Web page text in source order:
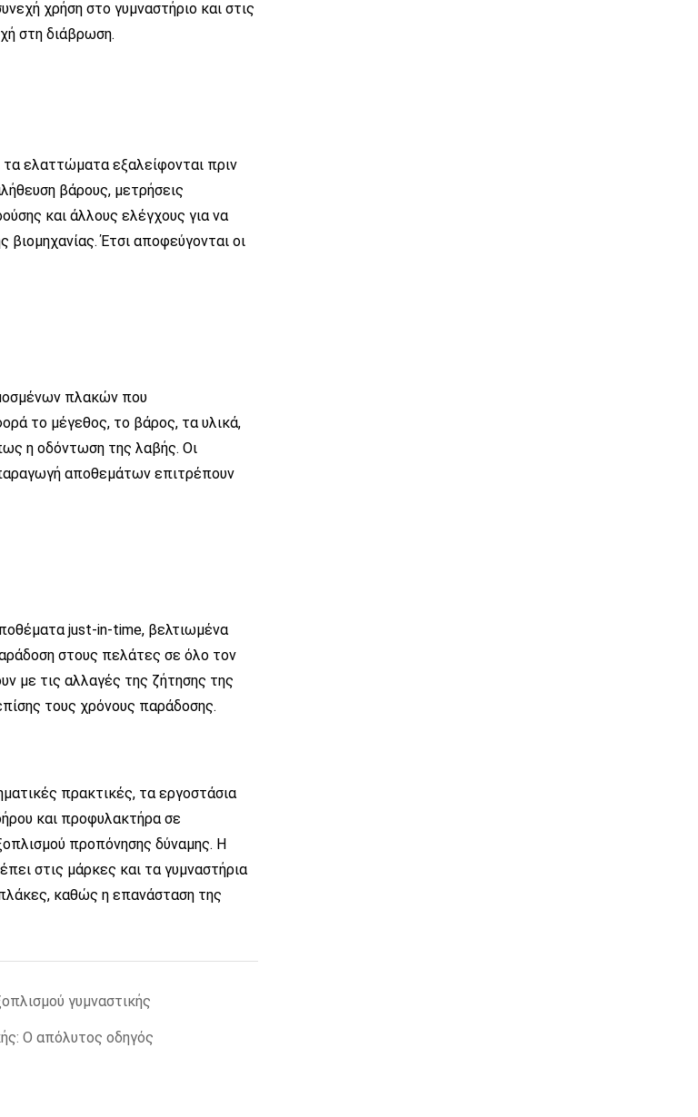
χρήση στο γυμναστήριο και στις
στη διάβρωση.
ελαττώματα εξαλείφονται πριν
βάρους, μετρήσεις
και άλλους ελέγχους για να
βιομηχανίας. Έτσι αποφεύγονται οι
πλακών που
το μέγεθος, το βάρος, τα υλικά,
η οδόντωση της λαβής. Οι
αποθεμάτων επιτρέπουν
just-in-time, βελτιωμένα
στους πελάτες σε όλο τον
με τις αλλαγές της ζήτησης της
τους χρόνους παράδοσης.
πρακτικές, τα εργοστάσια
και προφυλακτήρα σε
προπόνησης δύναμης. Η
στις μάρκες και τα γυμναστήρια
καθώς η επανάσταση της
γυμναστικής
Ο απόλυτος οδηγός